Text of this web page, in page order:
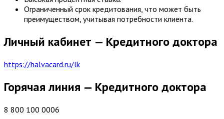
Ограниченный срок кредитования, что может быть
преимуществом, учитывая потребности клиента.
Личный кабинет — Кредитного доктора
https://halvacard.ru/lk
Горячая линия — Кредитного доктора
8 800 100 0006